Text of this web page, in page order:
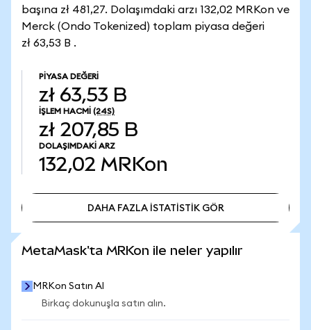
başına zł 481,27. Dolaşımdaki arzı 132,02 MRKon ve
Merck (Ondo Tokenized) toplam piyasa değeri
zł 63,53 B .
PIYASA DEĞERI
zł 63,53 B
İŞLEM HACMI (24S)
zł 207,85 B
DOLAŞIMDAKI ARZ
132,02 MRKon
DAHA FAZLA İSTATİSTİK GÖR
MetaMask'ta MRKon ile neler yapılır
MRKon Satın Al
Birkaç dokunuşla satın alın.